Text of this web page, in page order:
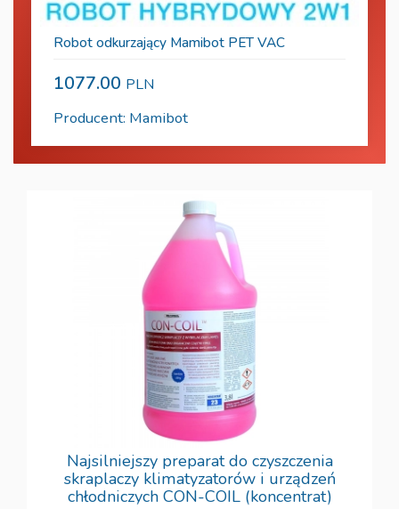
Robot odkurzający Mamibot PET VAC
1077.00 PLN
Producent: Mamibot
Najsilniejszy preparat do czyszczenia
skraplaczy klimatyzatorów i urządzeń
chłodniczych CON-COIL (koncentrat)